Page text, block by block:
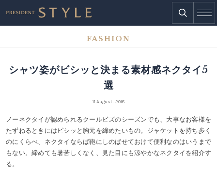
FASHION
シャツ姿がビシッと決まる素材感ネクタイ5
選
11 August . 2018
ノーネクタイが認められるクールビズのシーズンでも、大事なお客様を
たずねるときにはピシッと胸元を締めたいもの。ジャケットを持ち歩く
のにくらべ、ネクタイならば鞄にしのばせておけて便利なのはいうまで
もない。締めても暑苦しくなく、見た目にも涼やかなネクタイを紹介す
る。